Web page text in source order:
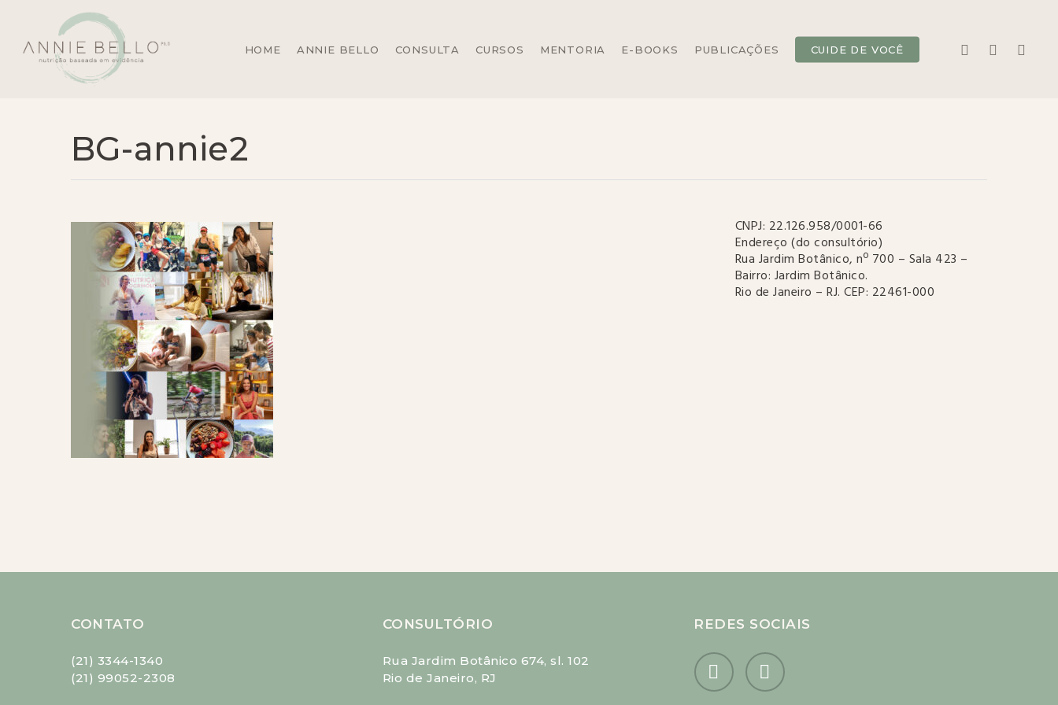
content
HOME ANNIE BELLO CONSULTA CURSOS MENTORIA E-BOOKS PUBLICAÇÕES CUIDE DE VOCÊ YOUTUBEINSTAGRAM
BG-annie2
CNPJ: 22.126.958/0001-66
Endereço (do consultório)
Rua Jardim Botânico, nº 700 – Sala 423 –
Bairro: Jardim Botânico.
Rio de Janeiro – RJ. CEP: 22461-000
CONTATO
(21) 3344-1340
(21) 99052-2308
CONSULTÓRIO
Rua Jardim Botânico 674, sl. 102
Rio de Janeiro, RJ
REDES SOCIAIS